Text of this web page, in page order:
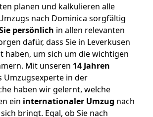
planen und kalkulieren alle
nach Dominica sorgfältig
persönlich in allen relevanten
dafür, dass Sie in Leverkusen
haben, um sich um die wichtigen
Mit unseren 14 Jahren
Umzugsexperte in der
haben wir gelernt, welche
ein internationaler Umzug nach
bringt. Egal, ob Sie nach